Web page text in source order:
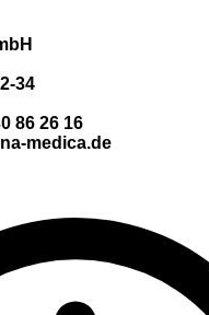
34
86 26 16
medica.de